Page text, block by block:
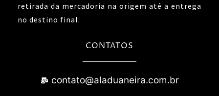
retirada da mercadoria na origem até a entrega
no destino final.
CONTATOS
contato@aladuaneira.com.br